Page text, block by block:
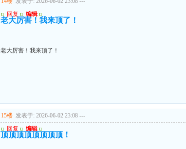
u 回复 u 编辑 u
老大厉害！我来顶了！
老大厉害！我来顶了！
15楼 发表于: 2026-06-02 23:08 ---
u 回复 u 编辑 u
顶顶顶顶顶顶顶顶！